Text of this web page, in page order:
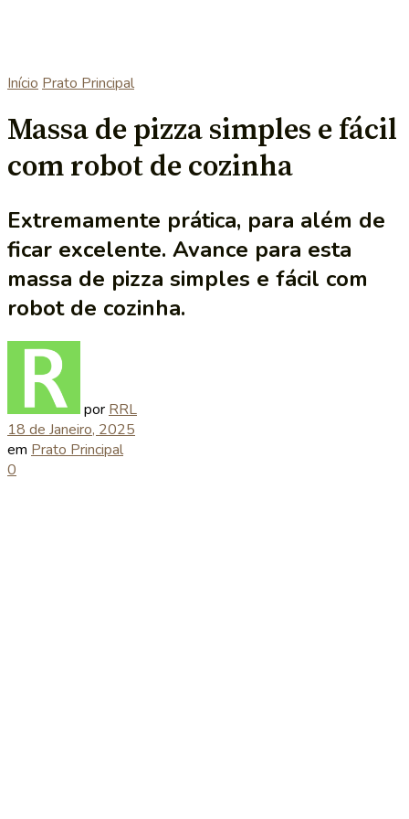
Início Prato Principal
Massa de pizza simples e fácil
com robot de cozinha
Extremamente prática, para além de
ficar excelente. Avance para esta
massa de pizza simples e fácil com
robot de cozinha.
por RRL
18 de Janeiro, 2025
em Prato Principal
0